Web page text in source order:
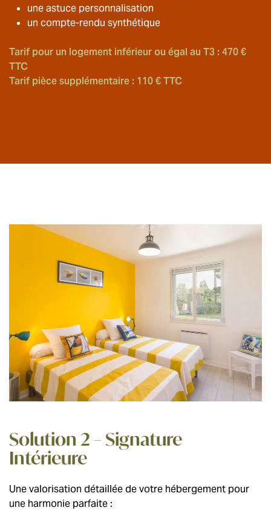
une astuce personnalisation
un compte-rendu synthétique
Tarif pour un logement inférieur ou égal au T3 : 470 €
TTC
Tarif pièce supplémentaire : 110 € TTC
Solution 2 – Signature
Intérieure
Une valorisation détaillée de votre hébergement pour
une harmonie parfaite :